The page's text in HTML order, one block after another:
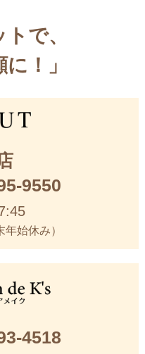
で、
！」
9550
始休み）
4518